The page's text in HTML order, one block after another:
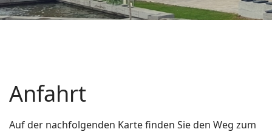
Anfahrt
Auf der nachfolgenden Karte finden Sie den Weg zum